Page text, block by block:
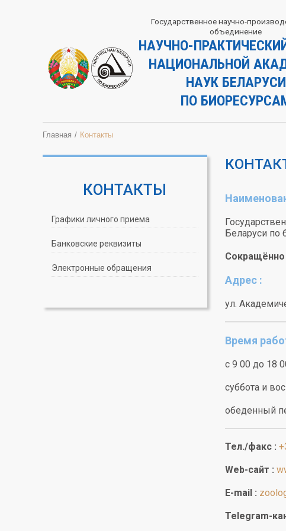
Государственное научно-
объединение
НАУЧНО-
НАЦИОНАЛЬНОЙ
НАУК БЕЛАРУСИ
ПО
Главная Контакты
Беларуси по
Сокращённо
Адрес :
ул.
Время
с 9 00 до 18
суббота и
обеденный
Тел./факс :
Web-сайт :
E-mail :
Telegram-
КОНТАКТЫ
Графики личного приема
Банковские реквизиты
Электронные обращения